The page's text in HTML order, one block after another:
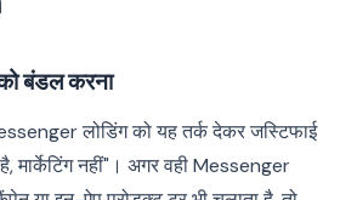
बंडल करना
लोडिंग को यह तर्क देकर जस्टिफाई
मार्केटिंग नहीं"। अगर वही Messenger